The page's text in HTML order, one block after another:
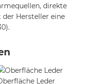
direkte
Hersteller eine
Leder